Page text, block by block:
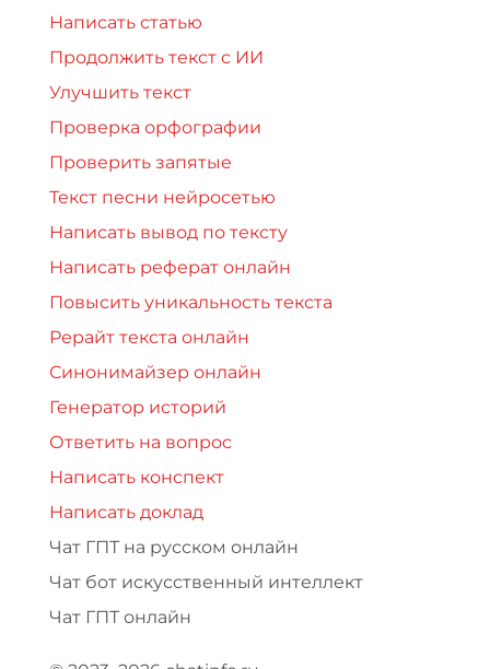
Написать статью
Продолжить текст с ИИ
Улучшить текст
Проверка орфографии
Проверить запятые
Текст песни нейросетью
Написать вывод по тексту
Написать реферат онлайн
Повысить уникальность текста
Рерайт текста онлайн
Синонимайзер онлайн
Генератор историй
Ответить на вопрос
Написать конспект
Написать доклад
Чат ГПТ на русском онлайн
Чат бот искусственный интеллект
Чат ГПТ онлайн